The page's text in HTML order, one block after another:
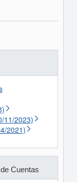
11/2023)
2021)
Cuentas